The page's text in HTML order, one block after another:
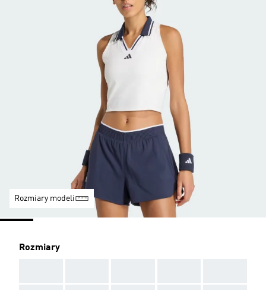
Rozmiary modeli
Rozmiary